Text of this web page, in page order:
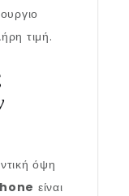
τιμή.
όψη
είναι